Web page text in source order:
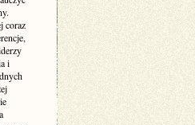
coraz
i